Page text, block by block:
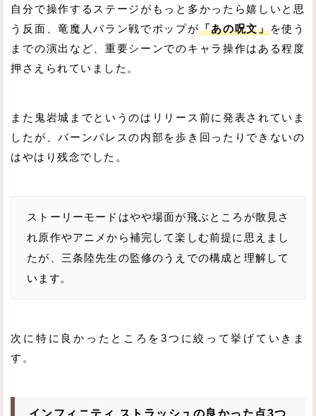
自分で操作するステージがもっと多かったら嬉しいと思
う反面、竜魔人バラン戦でポップが「あの呪文」を使う
までの演出など、重要シーンでのキャラ操作はある程度
押さえられていました。
また鬼岩城までというのはリリース前に発表されていま
したが、バーンパレスの内部を歩き回ったりできないの
はやはり残念でした。
ストーリーモードはやや場面が飛ぶところが散見さ
れ原作やアニメから補完して楽しむ前提に思えまし
たが、三条陸先生の監修のうえでの構成と理解して
います。
次に特に良かったところを3つに絞って挙げていきま
す。
インフィニティ ストラッシュの良かった点3つ